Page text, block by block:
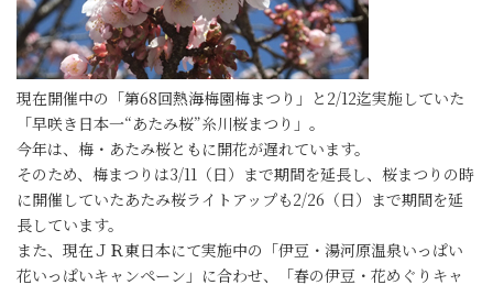
現在開催中の「第68回熱海梅園梅まつり」と2/12迄実施していた
「早咲き日本一“あたみ桜”糸川桜まつり」。
今年は、梅・あたみ桜ともに開花が遅れています。
そのため、梅まつりは3/11（日）まで期間を延長し、桜まつりの時
に開催していたあたみ桜ライトアップも2/26（日）まで期間を延
長しています。
また、現在ＪＲ東日本にて実施中の「伊豆・湯河原温泉いっぱい
花いっぱいキャンペーン」に合わせ、「春の伊豆・花めぐりキャ